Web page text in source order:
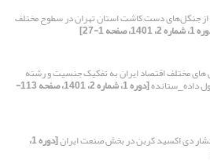
از جنگل‌های دست کاشت استان تهران در سطوح مختلف
1401، صفحه 1-27]
مختلف اقتصاد ایران به تفکیک جنسیت و رشته
داده_ستانده [دوره 1، شماره 2، 1401، صفحه 113-
دی اکسید کربن در بخش صنعت ایران [دوره 1،